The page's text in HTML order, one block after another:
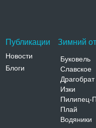
Публикации
Новости
Блоги
Зимний
Буковель
Славское
Драгобрат
Изки
Пилипец-
Плай
Водяники